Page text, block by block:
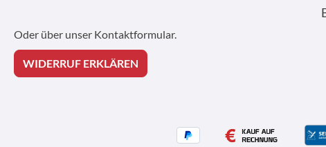
Oder über unser Kontaktformular.
WIDERRUF ERKLÄREN